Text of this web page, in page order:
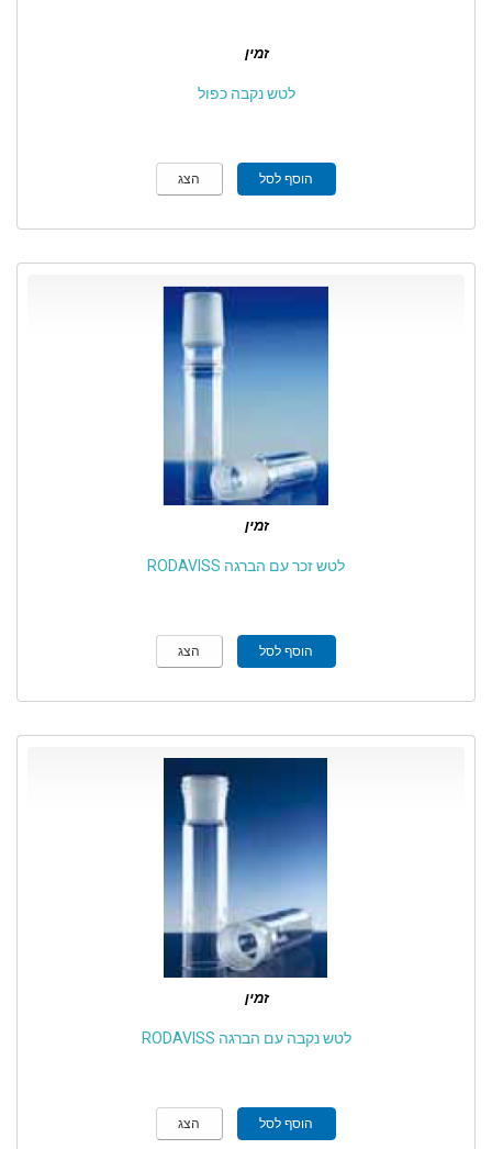
זמין
לטש נקבה כפול
הוסף לסל הצג
זמין
לטש זכר עם הברגה RODAVISS
הוסף לסל הצג
זמין
לטש נקבה עם הברגה RODAVISS
הוסף לסל הצג